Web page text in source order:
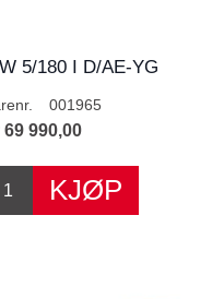
5/180 I D/AE-YG
001965
69 990,00